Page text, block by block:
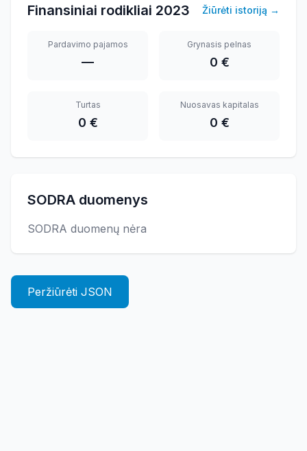
Finansiniai rodikliai 2023 Žiūrėti istoriją →
Pardavimo pajamos
—
Grynasis pelnas
0 €
Turtas
0 €
Nuosavas kapitalas
0 €
SODRA duomenys
SODRA duomenų nėra
Peržiūrėti JSON